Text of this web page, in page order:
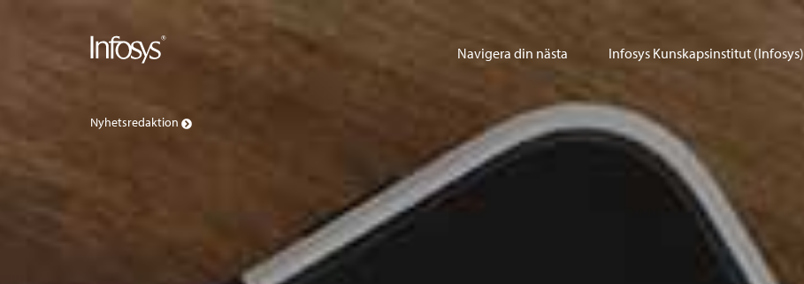
Navigera din nästa Infosys Kunskapsinstitut (Infosys)
Nyhetsredaktion